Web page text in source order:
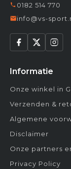
0182 514 770
info@vs-
Informatie
Onze winkel in
Verzenden &
Algemene
Disclaimer
Onze partners
Privacy Policy